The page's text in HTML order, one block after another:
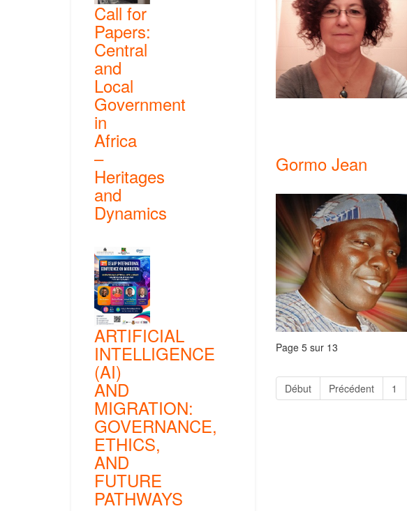
Call for
Papers:
Central
and
Local
Government
in
Africa
–
Heritages
and
Dynamics
ARTIFICIAL
INTELLIGENCE
(AI)
AND
MIGRATION:
GOVERNANCE,
ETHICS,
AND
FUTURE
PATHWAYS
Gormo Jean
Page 5 sur 13
Début Précédent 1